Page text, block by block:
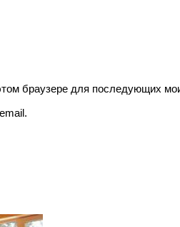
браузере для последующих